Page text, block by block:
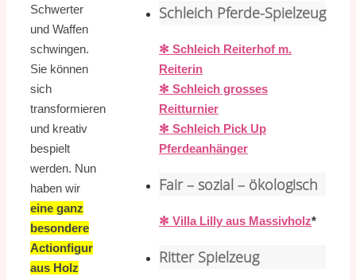
Schwerter
und Waffen
schwingen.
Sie können
sich
transformieren
und kreativ
bespielt
werden. Nun
haben wir
eine ganz
besondere
Actionfigur
aus Holz
Schleich Pferde-Spielzeug
✻ Schleich Reiterhof m.
Reiterin
✻ Schleich grosses
Reitturnier
✻ Schleich Pick Up
Pferdeanhänger
Fair – sozial – ökologisch
✻ Villa Lilly aus Massivholz*
Ritter Spielzeug